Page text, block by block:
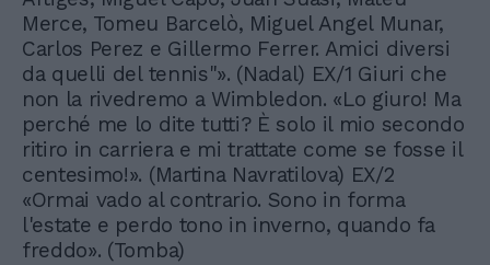
Merce, Tomeu Barcelò, Miguel Angel Munar,
Carlos Perez e Gillermo Ferrer. Amici diversi
da quelli del tennis"». (Nadal) EX/1 Giuri che
non la rivedremo a Wimbledon. «Lo giuro! Ma
perché me lo dite tutti? È solo il mio secondo
ritiro in carriera e mi trattate come se fosse il
centesimo!». (Martina Navratilova) EX/2
«Ormai vado al contrario. Sono in forma
l'estate e perdo tono in inverno, quando fa
freddo». (Tomba)